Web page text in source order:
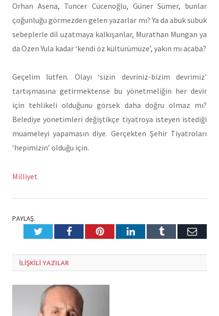
Orhan Asena, Tuncer Cücenoğlu, Güner Sümer, bunlar
çoğunluğu görmezden gelen yazarlar mı? Ya da abuk subuk
sebeplerle dil uzatmaya kalkışanlar, Murathan Mungan ya
da Özen Yula kadar ‘kendi öz kültürümüze’, yakın mı acaba?
Geçelim lütfen. Olayı ‘sizin devriniz-bizim devrimiz’
tartışmasına getirmektense bu yönetmeliğin her devir
için tehlikeli olduğunu görsek daha doğru olmaz mı?
Belediye yönetimleri değiştikçe tiyatroya isteyen istediği
muameleyi yapamasın diye. Gerçekten Şehir Tiyatroları
‘hepimizin’ olduğu için.
Milliyet
PAYLAŞ.
TwitterFacebookPinterestLinkedInTumblr E-
ILIŞKILI YAZILAR